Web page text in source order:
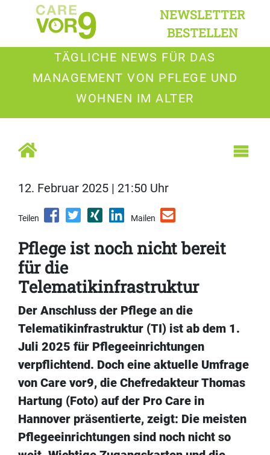
NEWSLETTER
BESTELLEN
TÄGLICHE NEWS FÜR DAS
MANAGEMENT VON PFLEGE UND
WOHNEN IM ALTER
12. Februar 2025 | 21:50 Uhr
Teilen Mailen
Pflege ist noch nicht bereit
für die
Telematikinfrastruktur
Der Anschluss der Pflege an die
Telematikinfrastruktur (TI) ist ab dem 1.
Juli 2025 für Pflegeeinrichtungen
verpflichtend. Doch eine aktuelle Umfrage
von Care vor9, die Chefredakteur Thomas
Hartung (Foto) auf der Pro Care in
Hannover präsentierte, zeigt: Die meisten
Pflegeeinrichtungen sind noch nicht so